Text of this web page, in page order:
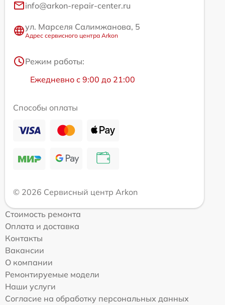
info@arkon-repair-center.ru
ул. Марселя Салимжанова, 5
Адрес сервисного центра Arkon
Режим работы:
Ежедневно с 9:00 до 21:00
Способы оплаты
© 2026 Сервисный центр Arkon
Стоимость ремонта
Оплата и доставка
Контакты
Вакансии
О компании
Ремонтируемые модели
Наши услуги
Согласие на обработку персональных данных